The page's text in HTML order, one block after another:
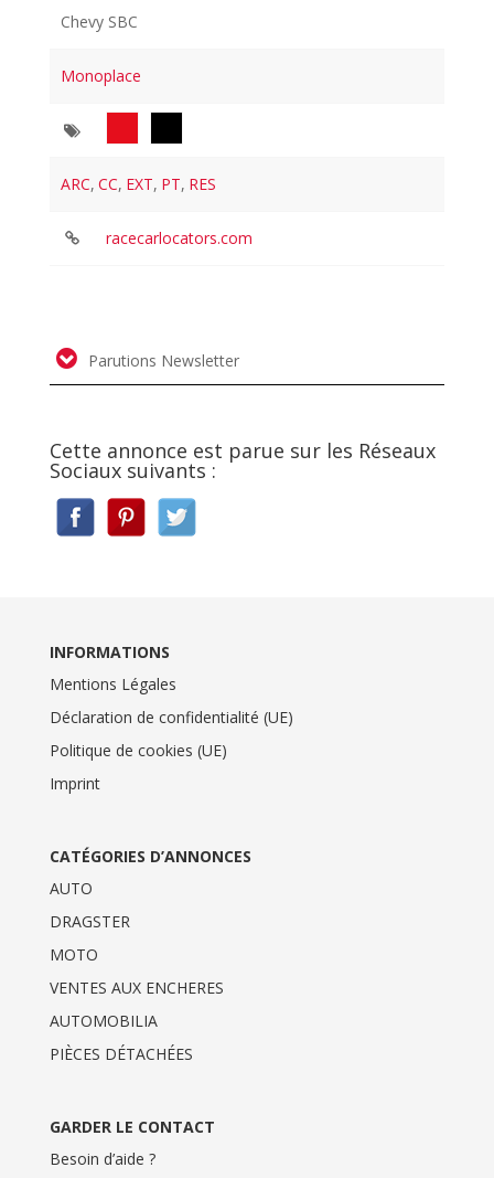
Chevy SBC
Monoplace
ARC, CC, EXT, PT, RES
racecarlocators.com
Parutions Newsletter
Cette annonce est parue sur les Réseaux
Sociaux suivants :
INFORMATIONS
Mentions Légales
Déclaration de confidentialité (UE)
Politique de cookies (UE)
Imprint
CATÉGORIES D’ANNONCES
AUTO
DRAGSTER
MOTO
VENTES AUX ENCHERES
AUTOMOBILIA
PIÈCES DÉTACHÉES
GARDER LE CONTACT
Besoin d’aide ?